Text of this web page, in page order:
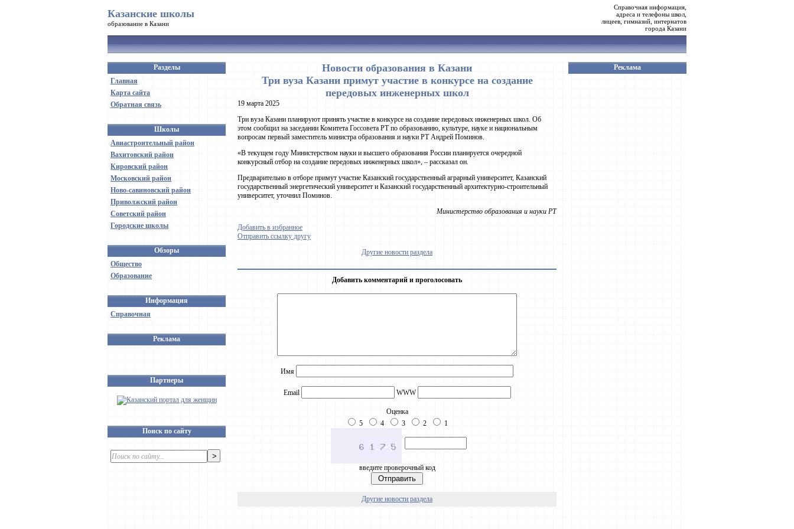
Казанские школы
образование в Казани
Справочная информация,
адреса и телефоны школ,
лицеев, гимназий, интернатов
города Казани
Разделы
Главная
Карта сайта
Обратная связь
Школы
Авиастроительный район
Вахитовский район
Кировский район
Московский район
Ново-савиновский район
Приволжский район
Советский район
Городские школы
Обзоры
Общество
Образование
Информация
Справочная
Реклама
Партнеры
Поиск по сайту
Новости образования в Казани
Три вуза Казани примут участие в конкурсе на создание
передовых инженерных школ
19 марта 2025
Три вуза Казани планируют принять участие в конкурсе на создание передовых инженерных школ. Об
этом сообщил на заседании Комитета Госсовета РТ по образованию, культуре, науке и национальным
вопросам первый заместитель министра образования и науки РТ Андрей Поминов.
«В текущем году Министерством науки и высшего образования России планируется очередной
конкурсный отбор на создание передовых инженерных школ», – рассказал он.
Предварительно в отборе примут участие Казанский государственный аграрный университет, Казанский
государственный энергетический университет и Казанский государственный архитектурно-строительный
университет, уточнил Поминов.
Министерство образования и науки РТ
Добавить в избранное
Отправить ссылку другу
Другие новости раздела
Добавить комментарий и проголосовать
Имя
Email WWW
Оценка
5
4 3 2 1
введите проверочный код
Другие новости раздела
Реклама